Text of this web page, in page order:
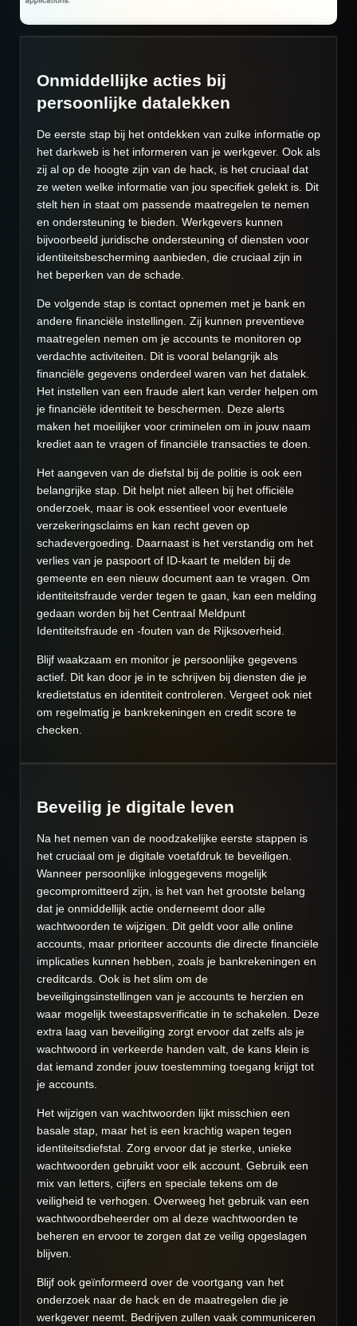
Onmiddellijke acties bij
persoonlijke datalekken
De eerste stap bij het ontdekken van zulke informatie op
het darkweb is het informeren van je werkgever. Ook als
zij al op de hoogte zijn van de hack, is het cruciaal dat
ze weten welke informatie van jou specifiek gelekt is. Dit
stelt hen in staat om passende maatregelen te nemen
en ondersteuning te bieden. Werkgevers kunnen
bijvoorbeeld juridische ondersteuning of diensten voor
identiteitsbescherming aanbieden, die cruciaal zijn in
het beperken van de schade.
De volgende stap is contact opnemen met je bank en
andere financiële instellingen. Zij kunnen preventieve
maatregelen nemen om je accounts te monitoren op
verdachte activiteiten. Dit is vooral belangrijk als
financiële gegevens onderdeel waren van het datalek.
Het instellen van een fraude alert kan verder helpen om
je financiële identiteit te beschermen. Deze alerts
maken het moeilijker voor criminelen om in jouw naam
krediet aan te vragen of financiële transacties te doen.
Het aangeven van de diefstal bij de politie is ook een
belangrijke stap. Dit helpt niet alleen bij het officiële
onderzoek, maar is ook essentieel voor eventuele
verzekeringsclaims en kan recht geven op
schadevergoeding. Daarnaast is het verstandig om het
verlies van je paspoort of ID-kaart te melden bij de
gemeente en een nieuw document aan te vragen. Om
identiteitsfraude verder tegen te gaan, kan een melding
gedaan worden bij het Centraal Meldpunt
Identiteitsfraude en -fouten van de Rijksoverheid.
Blijf waakzaam en monitor je persoonlijke gegevens
actief. Dit kan door je in te schrijven bij diensten die je
kredietstatus en identiteit controleren. Vergeet ook niet
om regelmatig je bankrekeningen en credit score te
checken.
Beveilig je digitale leven
Na het nemen van de noodzakelijke eerste stappen is
het cruciaal om je digitale voetafdruk te beveiligen.
Wanneer persoonlijke inloggegevens mogelijk
gecompromitteerd zijn, is het van het grootste belang
dat je onmiddellijk actie onderneemt door alle
wachtwoorden te wijzigen. Dit geldt voor alle online
accounts, maar prioriteer accounts die directe financiële
implicaties kunnen hebben, zoals je bankrekeningen en
creditcards. Ook is het slim om de
beveiligingsinstellingen van je accounts te herzien en
waar mogelijk tweestapsverificatie in te schakelen. Deze
extra laag van beveiliging zorgt ervoor dat zelfs als je
wachtwoord in verkeerde handen valt, de kans klein is
dat iemand zonder jouw toestemming toegang krijgt tot
je accounts.
Het wijzigen van wachtwoorden lijkt misschien een
basale stap, maar het is een krachtig wapen tegen
identiteitsdiefstal. Zorg ervoor dat je sterke, unieke
wachtwoorden gebruikt voor elk account. Gebruik een
mix van letters, cijfers en speciale tekens om de
veiligheid te verhogen. Overweeg het gebruik van een
wachtwoordbeheerder om al deze wachtwoorden te
beheren en ervoor te zorgen dat ze veilig opgeslagen
blijven.
Blijf ook geïnformeerd over de voortgang van het
onderzoek naar de hack en de maatregelen die je
werkgever neemt. Bedrijven zullen vaak communiceren